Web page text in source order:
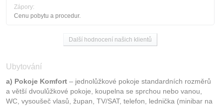
Zápory:
Cenu pobytu a procedur.
Další hodnocení našich klientů
Ubytování
a) Pokoje Komfort – jednolůžkové pokoje standardních rozměrů
a větší dvoulůžkové pokoje, koupelna se sprchou nebo vanou,
WC, vysoušeč vlasů, župan, TV/SAT, telefon, lednička (minibar na